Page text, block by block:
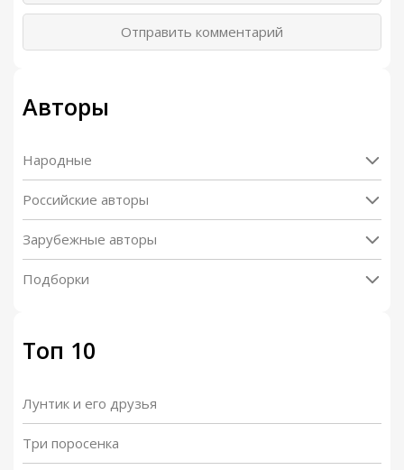
Отправить комментарий
Авторы
Народные
Российские авторы
Зарубежные авторы
Подборки
Топ 10
Лунтик и его друзья
Три поросенка